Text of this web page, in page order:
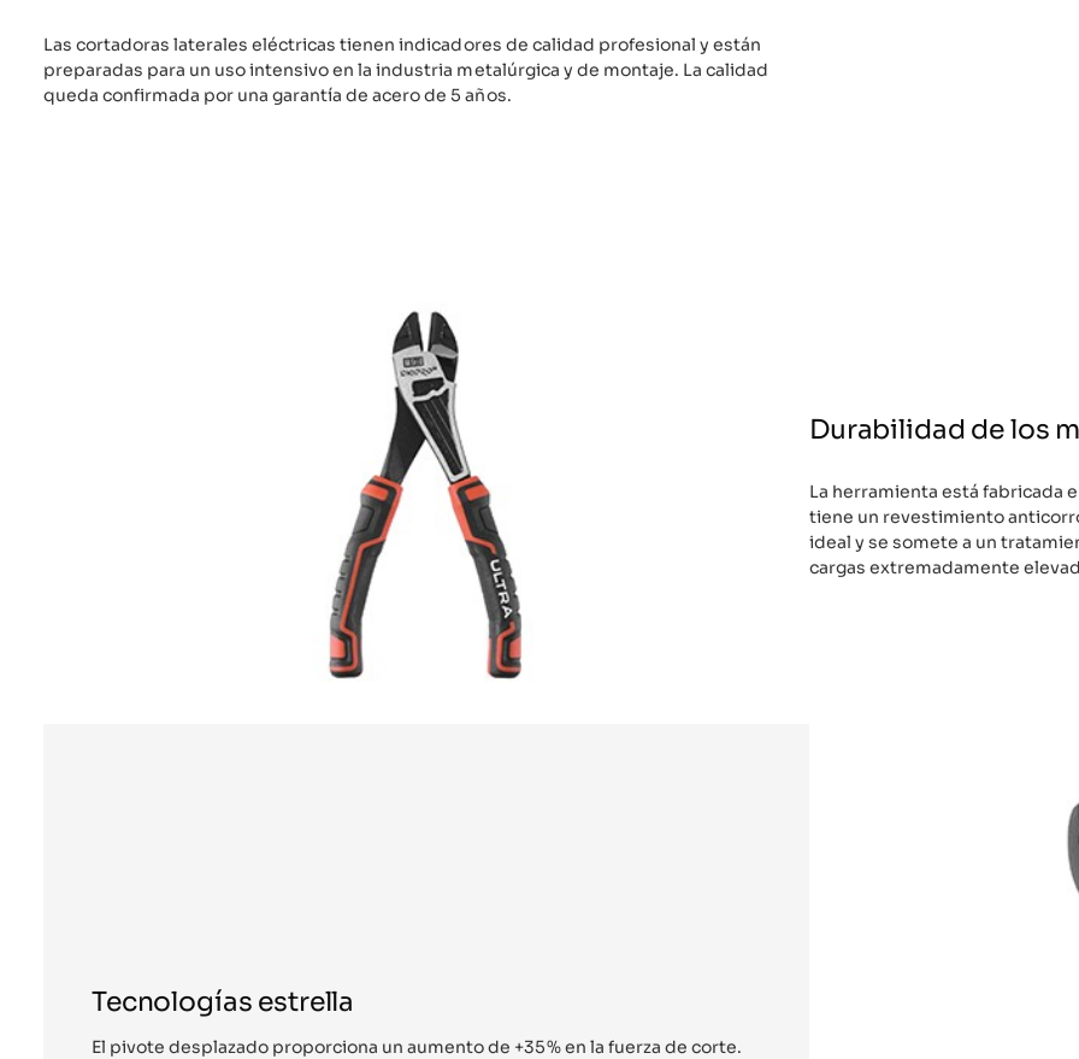
Las cortadoras laterales eléctricas tienen indicadores de calidad profesional y están
preparadas para un uso intensivo en la industria metalúrgica y de montaje. La calidad
queda confirmada por una garantía de acero de 5 años.
Durabilidad de los
La herramienta está fabricada
tiene un revestimiento
ideal y se somete a un
cargas extremadamente
Tecnologías estrella
El pivote desplazado proporciona un aumento de +35% en la fuerza de corte.